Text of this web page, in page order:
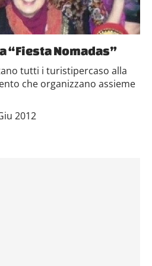
“Fiesta Nomadas”
tutti i turistipercaso alla
che organizzano assieme
2012